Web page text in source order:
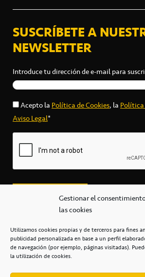
Gestionar el
las cookies
Utilizamos cookies propias y de terceros para fines
publicidad personalizada en base a un perfil
de navegación (por ejemplo, páginas visitadas).
la utilización de cookies.
SUSCRÍBETE A
NEWSLETTER
Introduce tu dirección de e-mail para
Acepto laPolítica de Cookies, la
Aviso Legal*
+34 922 253 684